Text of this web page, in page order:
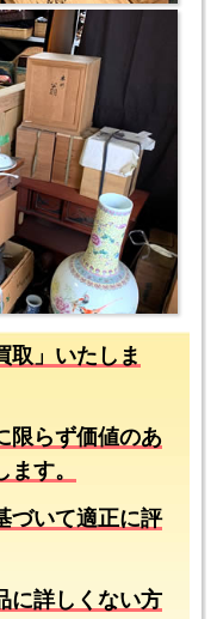
取」いたしま
限らず価値のあ
す。
づいて適正に評
に詳しくない方